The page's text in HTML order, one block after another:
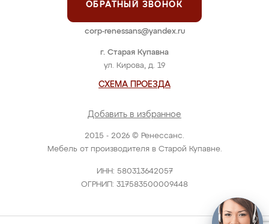
2015 - 2026 © Ренессанс.
Мебель от производителя в Старой Купавне.
ИНН: 580313642057
ОГРНИП: 317583500009448
г. Старая Купавна
ул. Кирова, д. 19
СХЕМА ПРОЕЗДА
Добавить в избранное
ОБРАТНЫЙ ЗВОНОК
corp-renessans@yandex.ru